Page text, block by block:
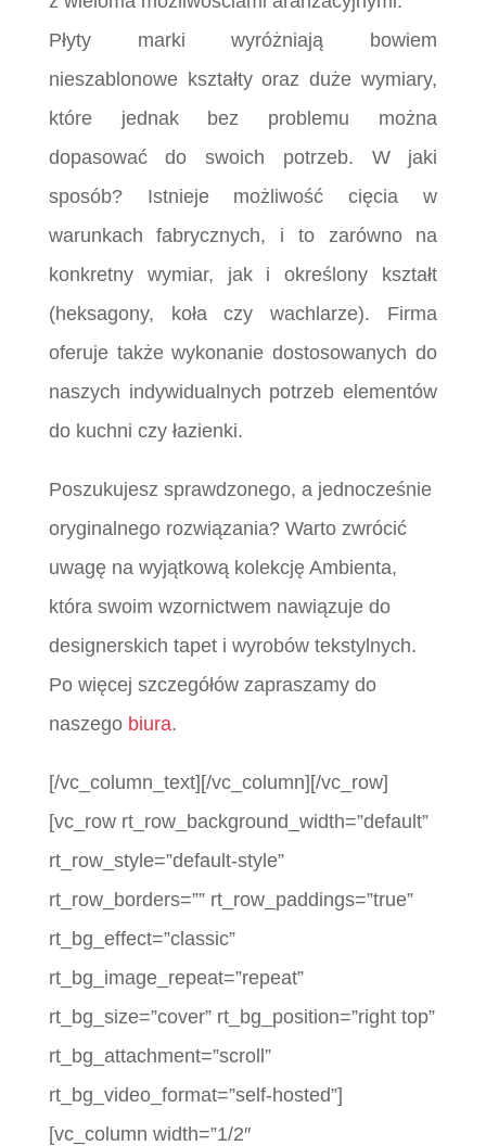
Płyty marki wyróżniają bowiem
nieszablonowe kształty oraz duże wymiary,
które jednak bez problemu można
dopasować do swoich potrzeb. W jaki
sposób? Istnieje możliwość cięcia w
warunkach fabrycznych, i to zarówno na
konkretny wymiar, jak i określony kształt
(heksagony, koła czy wachlarze). Firma
oferuje także wykonanie dostosowanych do
naszych indywidualnych potrzeb elementów
do kuchni czy łazienki.
Poszukujesz sprawdzonego, a jednocześnie
oryginalnego rozwiązania? Warto zwrócić
uwagę na wyjątkową kolekcję Ambienta,
która swoim wzornictwem nawiązuje do
designerskich tapet i wyrobów tekstylnych.
Po więcej szczegółów zapraszamy do
naszegobiura.
[/vc_column_text][/vc_column][/vc_row]
[vc_row rt_row_background_width=”default”
rt_row_style=”default-style”
rt_row_borders=”” rt_row_paddings=”true”
rt_bg_effect=”classic”
rt_bg_image_repeat=”repeat”
rt_bg_size=”cover” rt_bg_position=”right top”
rt_bg_attachment=”scroll”
rt_bg_video_format=”self-hosted”]
[vc_column width=”1/2″